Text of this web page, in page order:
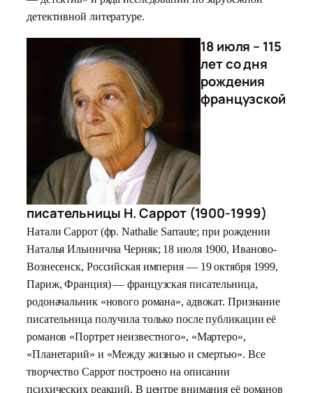
детективной литературе.
18 июля – 115
лет со дня
рождения
французской
писательницы Н. Саррот (1900-1999)
Натали Саррот (фр. Nathalie Sarraute; при рождении
Наталья Ильинична Черняк; 18 июля 1900, Иваново-
Вознесенск, Российская империя — 19 октября 1999,
Париж, Франция) — французская писательница,
родоначальник «нового романа», адвокат. Признание
писательница получила только после публикации её
романов «Портрет неизвестного», «Мартеро»,
«Планетарий» и «Между жизнью и смертью». Все
творчество Саррот построено на описании
психических реакций. В центре внимания её романов